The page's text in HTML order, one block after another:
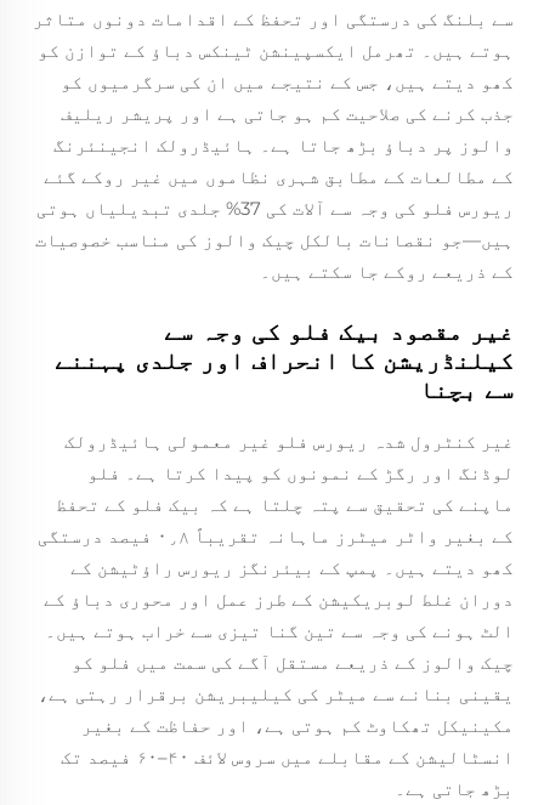
سے بلنگ کی درستگی اور تحفظ کے اقدامات دونوں متاثر
ہوتے ہیں۔ تھرمل ایکسپینشن ٹینکس دباؤ کے توازن کو
کھو دیتے ہیں، جس کے نتیجے میں ان کی سرگرمیوں کو
جذب کرنے کی صلاحیت کم ہو جاتی ہے اور پریشر ریلیف
والوز پر دباؤ بڑھ جاتا ہے۔ ہائیڈرولک انجینئرنگ
کے مطالعات کے مطابق شہری نظاموں میں غیر روکے گئے
ریورس فلو کی وجہ سے آلات کی 37% جلدی تبدیلیاں ہوتی
ہیں—جو نقصانات بالکل چیک والوز کی مناسب خصوصیات
کے ذریعے روکے جا سکتے ہیں۔
غیر مقصود بیک فلو کی وجہ سے
کیلنڈریشن کا انحراف اور جلدی پہننے
سے بچنا
غیر کنٹرول شدہ ریورس فلو غیر معمولی ہائیڈرولک
لوڈنگ اور رگڑ کے نمونوں کو پیدا کرتا ہے۔ فلو
ماپنے کی تحقیق سے پتہ چلتا ہے کہ بیک فلو کے تحفظ
کے بغیر واٹر میٹرز ماہانہ تقریباً ۰٫۸ فیصد درستگی
کھو دیتے ہیں۔ پمپ کے بیئرنگز ریورس راؤٹیشن کے
دوران غلط لوبریکیشن کے طرز عمل اور محوری دباؤ کے
الٹ ہونے کی وجہ سے تین گنا تیزی سے خراب ہوتے ہیں۔
چیک والوز کے ذریعے مستقل آگے کی سمت میں فلو کو
یقینی بنانے سے میٹر کی کیلیبریشن برقرار رہتی ہے،
مکینیکل تھکاوٹ کم ہوتی ہے، اور حفاظت کے بغیر
انسٹالیشن کے مقابلے میں سروس لائف ۴۰–۶۰ فیصد تک
بڑھ جاتی ہے۔